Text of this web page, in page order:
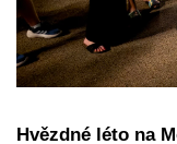
Hvězdné léto na